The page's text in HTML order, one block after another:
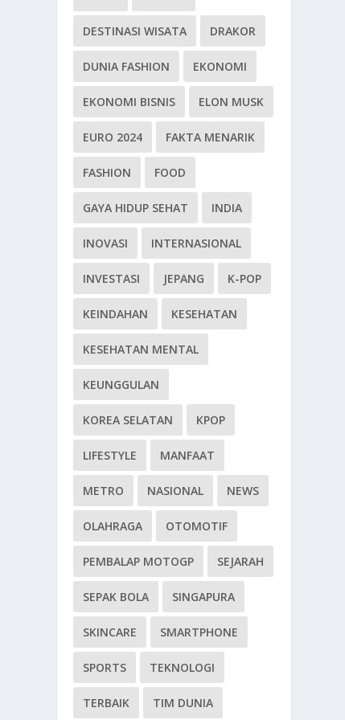
DESTINASI WISATA DRAKOR
DUNIA FASHION EKONOMI
EKONOMI BISNIS ELON MUSK
EURO 2024 FAKTA MENARIK
FASHION FOOD
GAYA HIDUP SEHAT INDIA
INOVASI INTERNASIONAL
INVESTASI JEPANG K-POP
KEINDAHAN KESEHATAN
KESEHATAN MENTAL
KEUNGGULAN
KOREA SELATAN KPOP
LIFESTYLE MANFAAT
METRO NASIONAL NEWS
OLAHRAGA OTOMOTIF
PEMBALAP MOTOGP SEJARAH
SEPAK BOLA SINGAPURA
SKINCARE SMARTPHONE
SPORTS TEKNOLOGI
TERBAIK TIM DUNIA